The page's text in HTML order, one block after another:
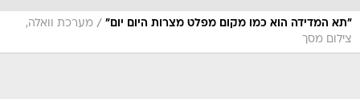
"תא המדידה הוא כמו מקום מפלט מצרות היום יום" / מערכת וואלה,
צילום מסך